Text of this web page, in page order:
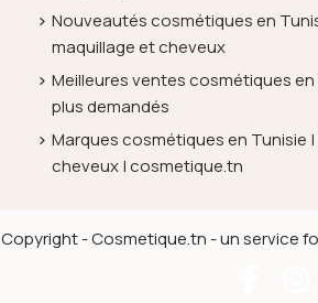
Nouveautés cosmétiques en
maquillage et cheveux
Meilleures ventes cosmétiques en
plus demandés
Marques cosmétiques en Tunisie |
cheveux | cosmetique.tn
Copyright - Cosmetique.tn - un service